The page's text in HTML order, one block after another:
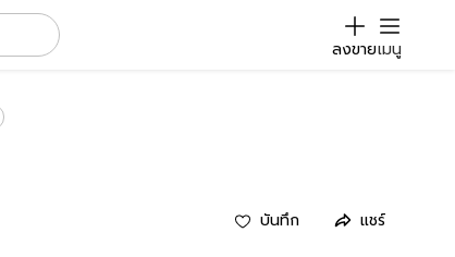
ลงขายเมนู
บันทึก แชร์